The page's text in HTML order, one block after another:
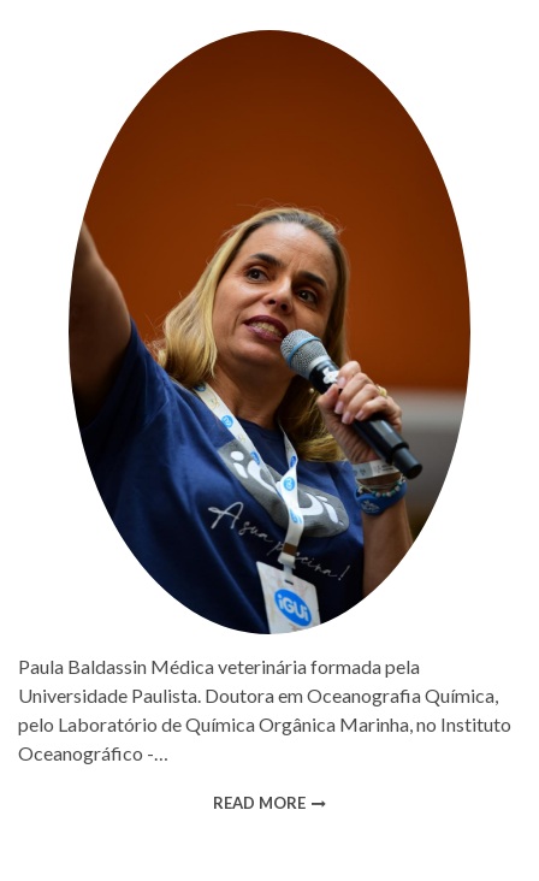
Paula Baldassin Médica veterinária formada pela
Universidade Paulista. Doutora em Oceanografia Química,
pelo Laboratório de Química Orgânica Marinha, no Instituto
Oceanográfico -…
READ MORE